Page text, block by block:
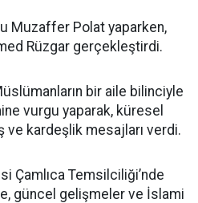
Muzaffer Polat yaparken,
Rüzgar gerçekleştirdi.
bir aile bilinciyle
vurgu yaparak, küresel
ve kardeşlik mesajları verdi.
Çamlıca Temsilciliği’nde
güncel gelişmeler ve İslami